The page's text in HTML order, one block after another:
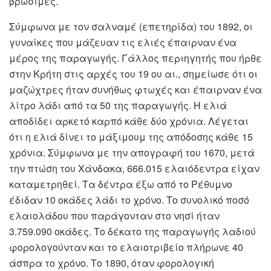
Σύμφωνα με τον σαλναμέ (επετηρίδα) του 1892, οι
γυναίκες που μάζευαν τις ελιές έπαιρναν ένα
μέρος της παραγωγής. Γάλλος περιηγητής που ήρθε
στην Κρήτη στις αρχές του 19 ου αι., σημείωσε ότι οι
μαζώχτρες ήταν συνήθως φτωχές και έπαιρναν ένα
λίτρο λάδι από τα 50 της παραγωγής. Η ελιά
αποδίδει αρκετό καρπό κάθε δύο χρόνια. Λέγεται
ότι η ελιά δίνει το μάξιμουμ της απόδοσης κάθε 15
χρόνια. Σύμφωνα με την απογραφή του 1670, μετά
την πτώση του Χάνδακα, 666.015 ελαιόδεντρα είχαν
καταμετρηθεί. Τα δέντρα έξω από το Ρέθυμνο
έδιδαν 10 οκάδες λάδι το χρόνο. Το συνολικό ποσό
ελαιολάδου που παράγονταν στο νησί ήταν
3.759.090 οκάδες. Το δέκατο της παραγωγής λαδιού
φορολογούνταν και το ελαιοτριβείο πλήρωνε 40
άσπρα το χρόνο. Το 1890, όταν φορολογική